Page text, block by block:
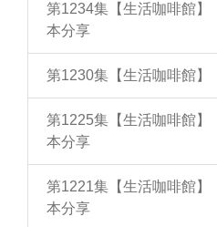
第1234集【生活咖啡館
本分享
第1230集【生活咖啡館
第1225集【生活咖啡館
本分享
第1221集【生活咖啡館
本分享